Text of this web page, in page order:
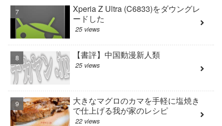
Xperia Z Ultra (C6833)をダウングレ
ードした
25 views
【書評】中国動漫新人類
25 views
大きなマグロのカマを手軽に塩焼き
で仕上げる我が家のレシピ
22 views